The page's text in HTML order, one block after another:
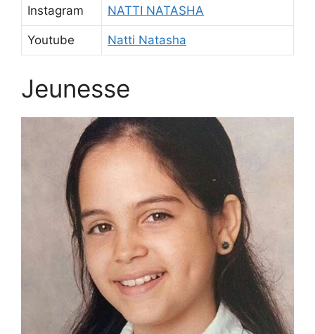
Instagram NATTI NATASHA
Youtube Natti Natasha
Jeunesse